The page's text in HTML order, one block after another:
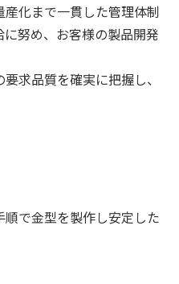
化まで一貫した管理体制
努め、お客様の製品開発
求品質を確実に把握し、
で金型を製作し安定した